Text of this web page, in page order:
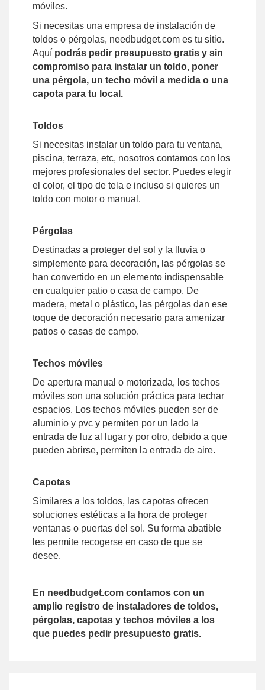
móviles.
Si necesitas una empresa de instalación de
toldos o pérgolas, needbudget.com es tu sitio.
Aquí podrás pedir presupuesto gratis y sin
compromiso para instalar un toldo, poner
una pérgola, un techo móvil a medida o una
capota para tu local.
Toldos
Si necesitas instalar un toldo para tu ventana,
piscina, terraza, etc, nosotros contamos con los
mejores profesionales del sector. Puedes elegir
el color, el tipo de tela e incluso si quieres un
toldo con motor o manual.
Pérgolas
Destinadas a proteger del sol y la lluvia o
simplemente para decoración, las pérgolas se
han convertido en un elemento indispensable
en cualquier patio o casa de campo. De
madera, metal o plástico, las pérgolas dan ese
toque de decoración necesario para amenizar
patios o casas de campo.
Techos móviles
De apertura manual o motorizada, los techos
móviles son una solución práctica para techar
espacios. Los techos móviles pueden ser de
aluminio y pvc y permiten por un lado la
entrada de luz al lugar y por otro, debido a que
pueden abrirse, permiten la entrada de aire.
Capotas
Similares a los toldos, las capotas ofrecen
soluciones estéticas a la hora de proteger
ventanas o puertas del sol. Su forma abatible
les permite recogerse en caso de que se
desee.
En needbudget.com contamos con un
amplio registro de instaladores de toldos,
pérgolas, capotas y techos móviles a los
que puedes pedir presupuesto gratis.